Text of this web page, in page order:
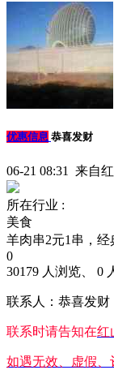
优惠信息 恭喜发财
06-21 08:31 来自
所在行业 :
美食
羊肉串2元1串，经
0
30179 人浏览、 0
联系人：恭喜发财
联系时请告知在红
如遇无效、虚假